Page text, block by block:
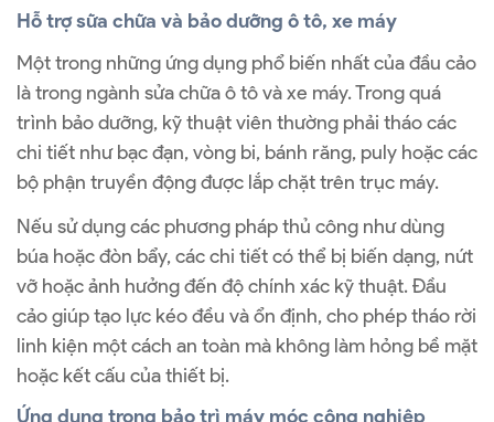
Hỗ trợ sữa chữa và bảo dưỡng ô tô, xe máy
Một trong những ứng dụng phổ biến nhất của đầu cảo
là trong ngành sửa chữa ô tô và xe máy. Trong quá
trình bảo dưỡng, kỹ thuật viên thường phải tháo các
chi tiết như bạc đạn, vòng bi, bánh răng, puly hoặc các
bộ phận truyền động được lắp chặt trên trục máy.
Nếu sử dụng các phương pháp thủ công như dùng
búa hoặc đòn bẩy, các chi tiết có thể bị biến dạng, nứt
vỡ hoặc ảnh hưởng đến độ chính xác kỹ thuật. Đầu
cảo giúp tạo lực kéo đều và ổn định, cho phép tháo rời
linh kiện một cách an toàn mà không làm hỏng bề mặt
hoặc kết cấu của thiết bị.
Ứng dụng trong bảo trì máy móc công nghiệp